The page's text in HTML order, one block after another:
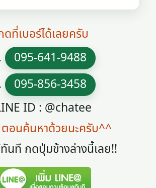
ดที่เบอร์ได้เลยครับ
095-641-9488
095-856-3458
ID : @chatee
ตอนค้นหาด้วยนะครับ^^
นที กดปุ่มข้างล่างนี้เลย!!